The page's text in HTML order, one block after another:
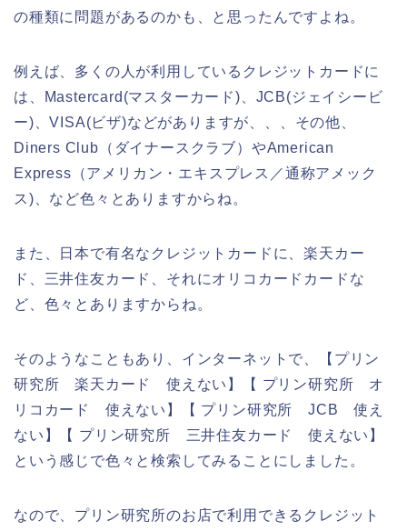
の種類に問題があるのかも、と思ったんですよね。
例えば、多くの人が利用しているクレジットカードに
は、Mastercard(マスターカード)、JCB(ジェイシービ
ー)、VISA(ビザ)などがありますが、、、その他、
Diners Club（ダイナースクラブ）やAmerican
Express（アメリカン・エキスプレス／通称アメック
ス)、など色々とありますからね。
また、日本で有名なクレジットカードに、楽天カー
ド、三井住友カード、それにオリコカードカードな
ど、色々とありますからね。
そのようなこともあり、インターネットで、【プリン
研究所 楽天カード 使えない】【 プリン研究所 オ
リコカード 使えない】【 プリン研究所 JCB 使え
ない】【 プリン研究所 三井住友カード 使えない】
という感じで色々と検索してみることにしました。
なので、プリン研究所のお店で利用できるクレジット